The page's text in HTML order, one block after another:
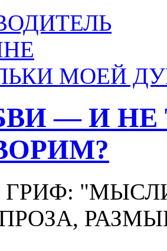
МОЕЙ
— И НЕ
ГРИФ: